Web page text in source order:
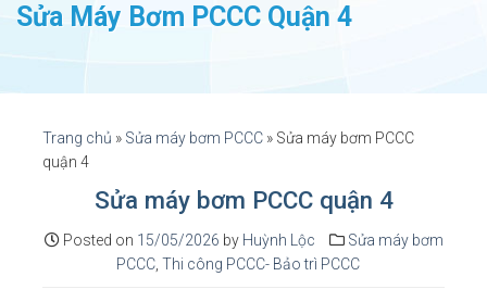
Sửa Máy Bơm PCCC Quận 4
Trang chủ » Sửa máy bơm PCCC » Sửa máy bơm PCCC
quận 4
Sửa máy bơm PCCC quận 4
Posted on 15/05/2026 by Huỳnh Lộc
Sửa máy bơm
PCCC, Thi công PCCC- Bảo trì PCCC